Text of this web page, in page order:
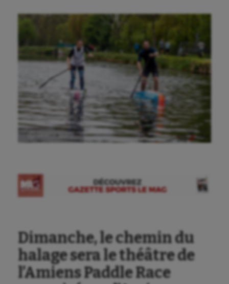
Aéronautique
Dimanche, le chemin du
halage sera le théâtre de
l’Amiens Paddle Race